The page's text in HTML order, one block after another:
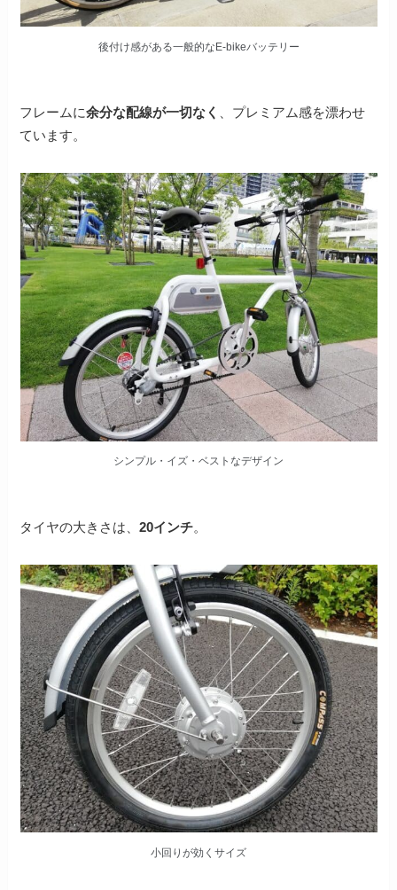
後付け感がある一般的なE-bikeバッテリー
フレームに余分な配線が一切なく 、プレミアム感を漂わせ
ています。
シンプル・イズ・ベストなデザイン
タイヤの大きさは、20インチ。
小回りが効くサイズ